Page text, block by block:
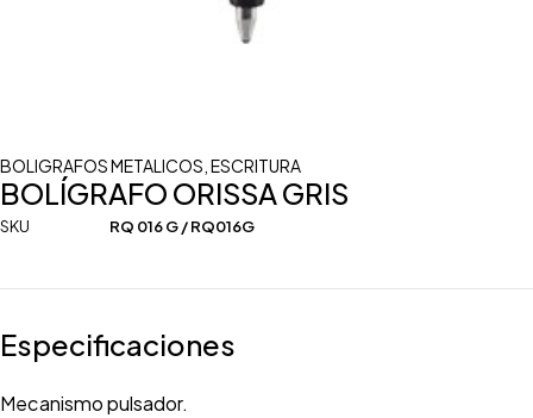
BOLIGRAFOS METALICOS ESCRITURA
BOLÍGRAFO ORISSA GRIS
SKU RQ 016 G / RQ016G
Especificaciones
Mecanismo pulsador.